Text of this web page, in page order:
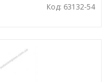
Код: 63132-54